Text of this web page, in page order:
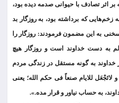
اثر تصادف با حیوانی صدمه دیده بود،
که برداشته بود، به روزگار بد
به این مضمون فرمودند: روزگار را
به دست خداوند است و روزگار هیچ
خداوند به گونه مستقل در زندگی مردم
لاتَجْعَل للایام صنعاً فی حکم الله؛ یعنی
به حساب نیاور و قرار مده.».